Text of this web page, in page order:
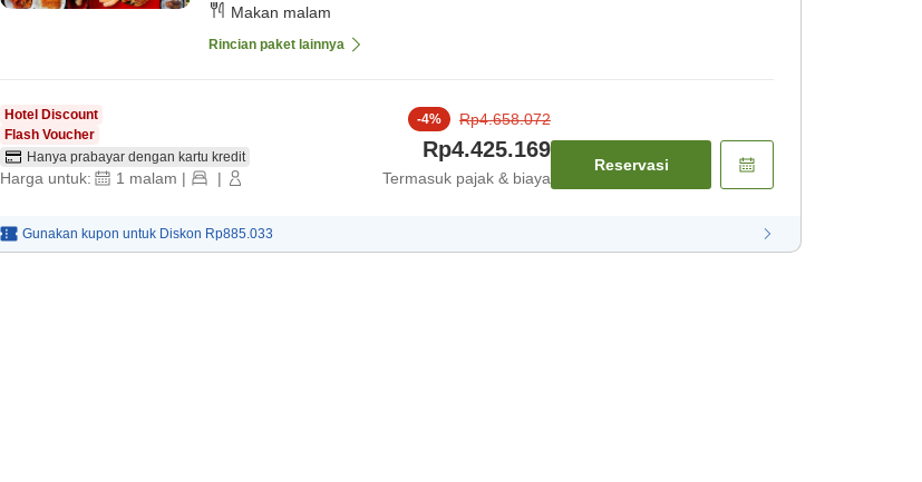
Makan malam
Rincian paket lainnya
Hotel Discount
Flash Voucher
Hanya prabayar dengan kartu kredit
Harga untuk: 1 malam | |
-4% Rp4.658.072
Rp4.425.169
Termasuk pajak & biaya
Reservasi
Gunakan kupon untuk Diskon Rp885.033